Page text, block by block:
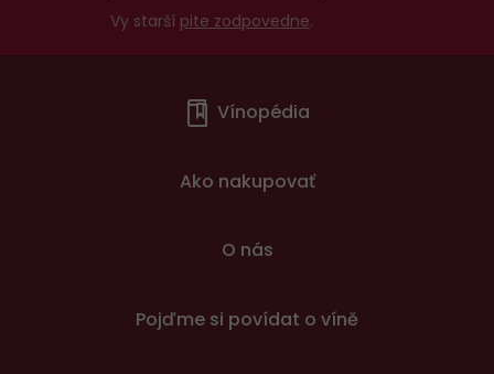
Vy starší pite zodpovedne.
Vínopédia
Ako nakupovať
O nás
Pojďme si povídat o víně